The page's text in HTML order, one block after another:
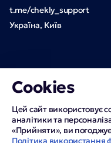
Cookies
Цей сайт використовує
аналітики та
«Прийняти», ви
Політика використання
t.me/chekly_support
Україна, Київ